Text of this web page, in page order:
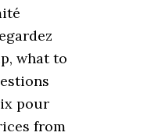
what to
pour
from